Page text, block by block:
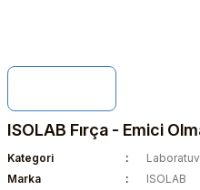
ISOLAB Fırça - Emici
Kategori
Marka
ISOLAB